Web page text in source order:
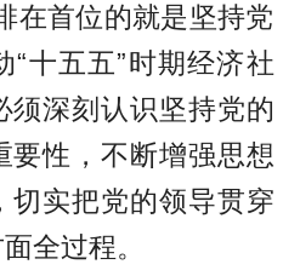
在首位的就是坚持党
“十五五”时期经济社
须深刻认识坚持党的
要性，不断增强思想
切实把党的领导贯穿
全过程。